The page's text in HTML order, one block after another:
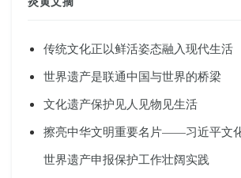
传统文化正以鲜活姿态融入现代生活
世界遗产是联通中国与世界的桥梁
文化遗产保护见人见物见生活
擦亮中华文明重要名片——习近平文
世界遗产申报保护工作壮阔实践